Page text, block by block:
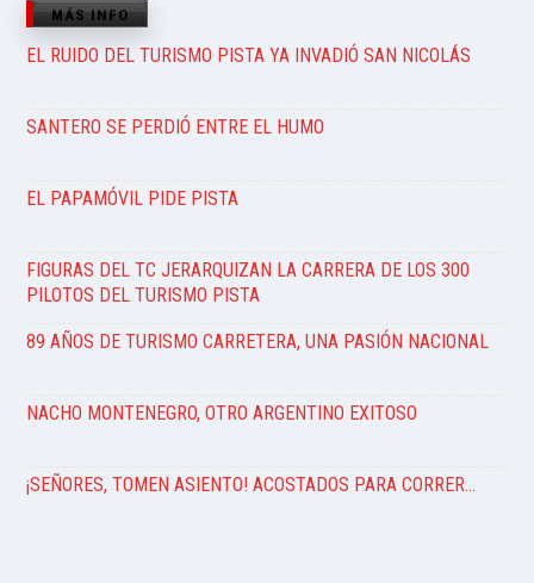
MÁS INFO
EL RUIDO DEL TURISMO PISTA YA INVADIÓ SAN NICOLÁS
SANTERO SE PERDIÓ ENTRE EL HUMO
EL PAPAMÓVIL PIDE PISTA
FIGURAS DEL TC JERARQUIZAN LA CARRERA DE LOS 300
PILOTOS DEL TURISMO PISTA
89 AÑOS DE TURISMO CARRETERA, UNA PASIÓN NACIONAL
NACHO MONTENEGRO, OTRO ARGENTINO EXITOSO
¡SEÑORES, TOMEN ASIENTO! ACOSTADOS PARA CORRER…